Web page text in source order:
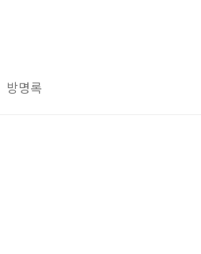
방명록